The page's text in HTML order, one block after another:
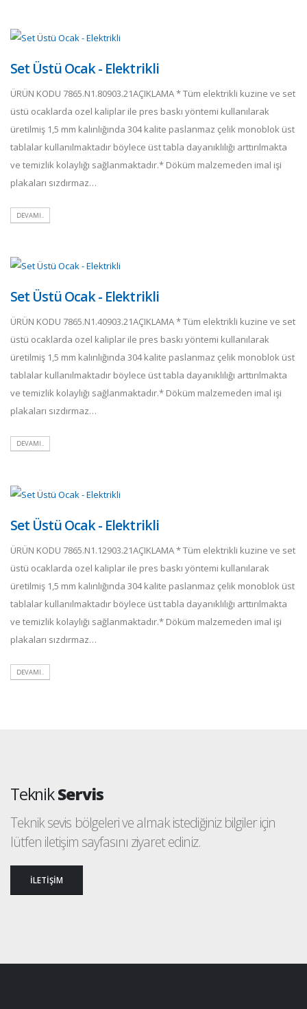
Set Üstü Ocak - Elektrikli
ÜRÜN KODU 7865.N1.80903.21AÇIKLAMA * Tüm elektrikli kuzine ve set
üstü ocaklarda ozel kaliplar ile pres baskı yöntemi kullanılarak
üretilmiş 1,5 mm kalınlığında 304 kalite paslanmaz çelik monoblok üst
tablalar kullanılmaktadır böylece üst tabla dayanıklılığı arttırılmakta
ve temizlik kolaylığı sağlanmaktadır.* Döküm malzemeden imal işi
plakaları sızdırmaz…
DEVAMI..
Set Üstü Ocak - Elektrikli
ÜRÜN KODU 7865.N1.40903.21AÇIKLAMA * Tüm elektrikli kuzine ve set
üstü ocaklarda ozel kaliplar ile pres baskı yöntemi kullanılarak
üretilmiş 1,5 mm kalınlığında 304 kalite paslanmaz çelik monoblok üst
tablalar kullanılmaktadır böylece üst tabla dayanıklılığı arttırılmakta
ve temizlik kolaylığı sağlanmaktadır.* Döküm malzemeden imal işi
plakaları sızdırmaz…
DEVAMI..
Set Üstü Ocak - Elektrikli
ÜRÜN KODU 7865.N1.12903.21AÇIKLAMA * Tüm elektrikli kuzine ve set
üstü ocaklarda ozel kaliplar ile pres baskı yöntemi kullanılarak
üretilmiş 1,5 mm kalınlığında 304 kalite paslanmaz çelik monoblok üst
tablalar kullanılmaktadır böylece üst tabla dayanıklılığı arttırılmakta
ve temizlik kolaylığı sağlanmaktadır.* Döküm malzemeden imal işi
plakaları sızdırmaz…
DEVAMI..
TeknikServis
Teknik sevis bölgeleri ve almak istediğiniz bilgiler için
lütfen iletişim sayfasını ziyaret ediniz.
İLETİŞİM